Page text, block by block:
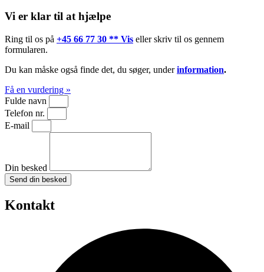
Vi er klar til at hjælpe
Ring til os på +45 66 77 30 ** Vis eller skriv til os gennem
formularen.
Du kan måske også finde det, du søger, underinformation.
Få en vurdering »
Fulde navn
Telefon nr.
E-mail
Din besked
Send din besked
Kontakt